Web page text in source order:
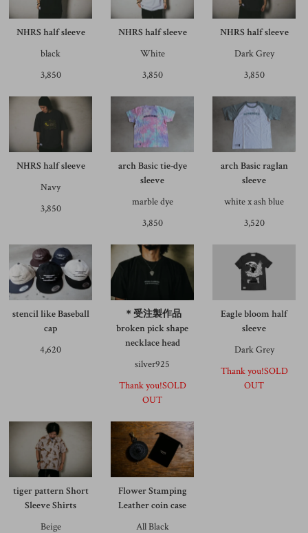
NHRS half sleeve
black
3,850
NHRS half sleeve
White
3,850
NHRS half sleeve
Dark Grey
3,850
NHRS half sleeve
Navy
3,850
arch Basic tie-dye
sleeve
marble dye
3,850
arch Basic raglan
sleeve
white x ash blue
3,520
stencil like Baseball
cap
4,620
＊受注製作品
broken pick shape
necklace head
silver925
Thank you!SOLD
OUT
Eagle bloom half
sleeve
Dark Grey
Thank you!SOLD
OUT
tiger pattern Short
Sleeve Shirts
Beige
Flower Stamping
Leather coin case
All Black